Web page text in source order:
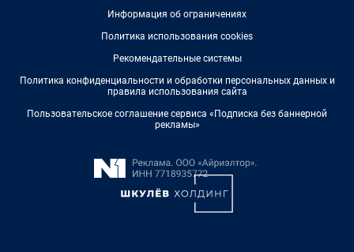
Информация об ограничениях
Политика использования cookies
Рекомендательные системы
Политика конфиденциальности и обработки персональных данных и
правила использования сайта
Пользовательское соглашение сервиса «Подписка без баннерной
рекламы»